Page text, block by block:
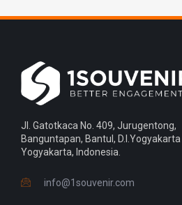
Jl. Gatotkaca No. 409, Jurugentong,
Banguntapan, Bantul, D.I.Yogyakarta
Yogyakarta, Indonesia.
info@1souvenir.com